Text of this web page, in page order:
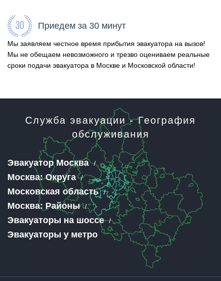
Приедем за 30 минут
Мы заявляем честное время прибытия эвакуатора на вызов!
Мы не обещаем невозможного и трезво оцениваем реальные
сроки подачи эвакуатора в Москве и Московской области!
Служба эвакуации - География
обслуживания
Эвакуатор Москва
Москва: Округа
Московская область
Москва: Районы
Эвакуаторы на шоссе
Эвакуаторы у метро